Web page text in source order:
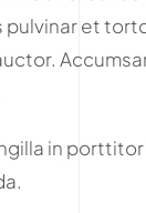
pulvinar et
in porttitor